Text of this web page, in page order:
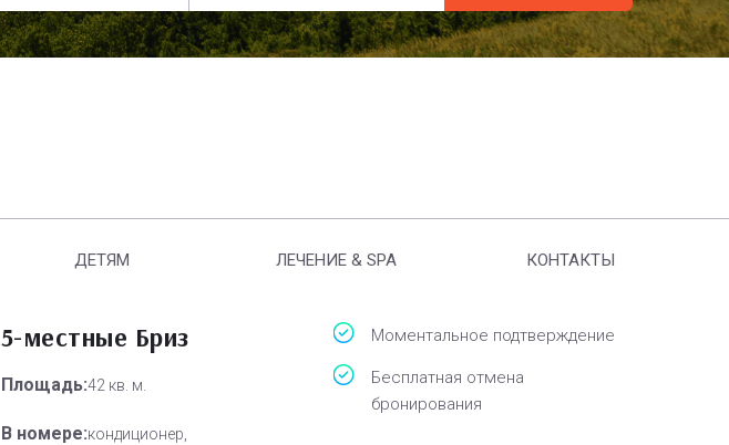
ДЕТЯМ ЛЕЧЕНИЕ & SPA КОНТАКТЫ
5-местные Бриз
Площадь:42 кв. м.
В номере:кондиционер,
Моментальное подтверждение
Бесплатная отмена
бронирования